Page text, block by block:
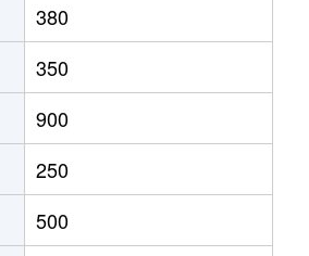
380
350
900
250
500